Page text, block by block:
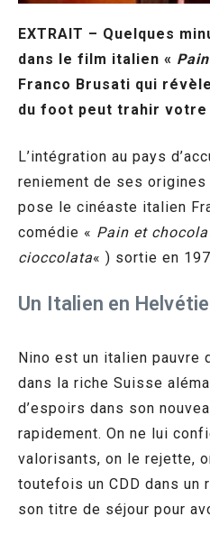
EXTRAIT – Quelques
dans le film italien «
Franco Brusati qui
du foot peut trahir votre
L’intégration au pays
reniement de ses origines
pose le cinéaste italien
comédie « Pain et
cioccolata« ) sortie en
Un Italien en Helvétie
Nino est un italien pauvre
dans la riche Suisse
d’espoirs dans son
rapidement. On ne lui
valorisants, on le rejette,
toutefois un CDD dans un
son titre de séjour pour